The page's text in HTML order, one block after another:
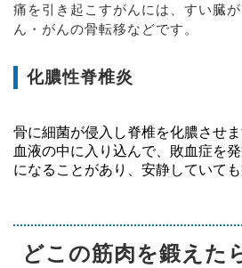
痛を引き起こすがんには、すい臓
ん・がんの骨転移などです。
化膿性脊椎炎
骨に細菌が侵入し脊椎を化膿させ
血液の中に入り込んで、敗血症を
になることがあり、安静していて
どこの筋肉を鍛えた